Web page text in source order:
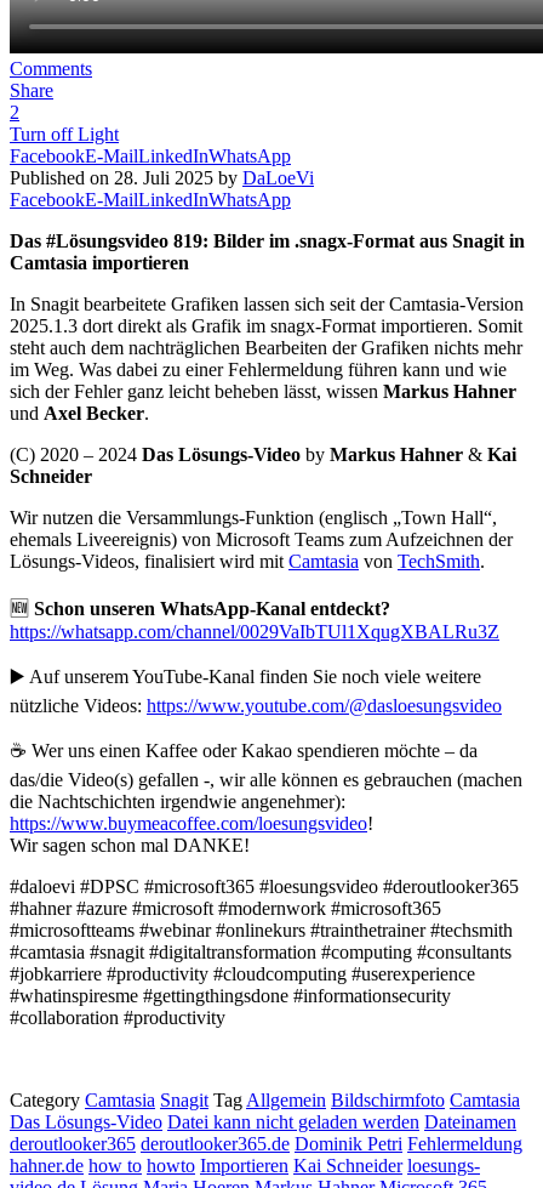
Comments
Share
2
Turn off Light
FacebookE-MailLinkedInWhatsApp
Published on 28. Juli 2025 by DaLoeVi
FacebookE-MailLinkedInWhatsApp
Das #Lösungsvideo 819: Bilder im .snagx-Format aus Snagit in
Camtasia importieren
In Snagit bearbeitete Grafiken lassen sich seit der Camtasia-Version
2025.1.3 dort direkt als Grafik im snagx-Format importieren. Somit
steht auch dem nachträglichen Bearbeiten der Grafiken nichts mehr
im Weg. Was dabei zu einer Fehlermeldung führen kann und wie
sich der Fehler ganz leicht beheben lässt, wissen Markus Hahner
und Axel Becker.
(C) 2020 – 2024 Das Lösungs-Video by Markus Hahner & Kai
Schneider
Wir nutzen die Versammlungs-Funktion (englisch „Town Hall“,
ehemals Liveereignis) von Microsoft Teams zum Aufzeichnen der
Lösungs-Videos, finalisiert wird mit Camtasia von TechSmith.
🆕 Schon unseren WhatsApp-Kanal entdeckt?
https://whatsapp.com/channel/0029VaIbTUl1XqugXBALRu3Z
▶️ Auf unserem YouTube-Kanal finden Sie noch viele weitere
nützliche Videos: https://www.youtube.com/@dasloesungsvideo
☕ Wer uns einen Kaffee oder Kakao spendieren möchte – da
das/die Video(s) gefallen -, wir alle können es gebrauchen (machen
die Nachtschichten irgendwie angenehmer):
https://www.buymeacoffee.com/loesungsvideo!
Wir sagen schon mal DANKE!
#daloevi #DPSC #microsoft365 #loesungsvideo #deroutlooker365
#hahner #azure #microsoft #modernwork #microsoft365
#microsoftteams #webinar #onlinekurs #trainthetrainer #techsmith
#camtasia #snagit #digitaltransformation #computing #consultants
#jobkarriere #productivity #cloudcomputing #userexperience
#whatinspiresme #gettingthingsdone #informationsecurity
#collaboration #productivity
Category Camtasia Snagit Tag Allgemein Bildschirmfoto Camtasia
Das Lösungs-Video Datei kann nicht geladen werden Dateinamen
deroutlooker365 deroutlooker365.de Dominik Petri Fehlermeldung
hahner.de how to howto Importieren Kai Schneider loesungs-